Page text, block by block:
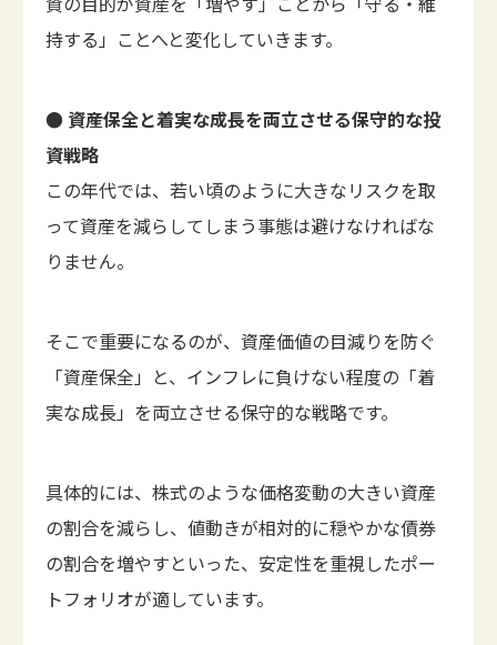
持する」ことへと変化していきます。
● 資産保全と着実な成長を両立させる保守的な投
資戦略
この年代では、若い頃のように大きなリスクを取
って資産を減らしてしまう事態は避けなければな
りません。
そこで重要になるのが、資産価値の目減りを防ぐ
「資産保全」と、インフレに負けない程度の「着
実な成長」を両立させる保守的な戦略です。
具体的には、株式のような価格変動の大きい資産
の割合を減らし、値動きが相対的に穏やかな債券
の割合を増やすといった、安定性を重視したポー
トフォリオが適しています。